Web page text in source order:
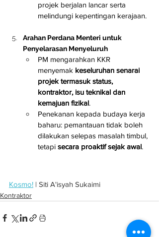
projek berjalan lancar serta
melindungi kepentingan kerajaan.
Arahan Perdana Menteri untuk
Penyelarasan Menyeluruh
PM mengarahkan KKR
menyemak keseluruhan senarai
projek termasuk status,
kontraktor, isu teknikal dan
kemajuan fizikal.
Penekanan kepada budaya kerja
baharu: pemantauan tidak boleh
dilakukan selepas masalah timbul,
tetapi secara proaktif sejak awal.
Kosmo! | Siti A'isyah Sukaimi
Kontraktor